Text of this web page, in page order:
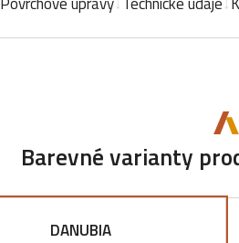
Barevné varianty
DANUBIA